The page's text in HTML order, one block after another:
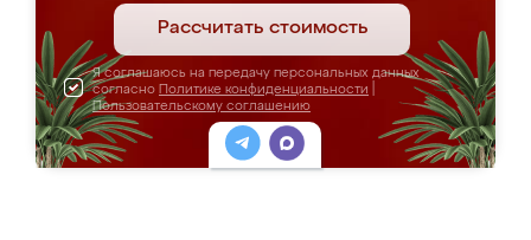
Рассчитать стоимость
Я соглашаюсь на передачу персональных данных
согласно Политике конфиденциальности
Пользовательскому соглашению